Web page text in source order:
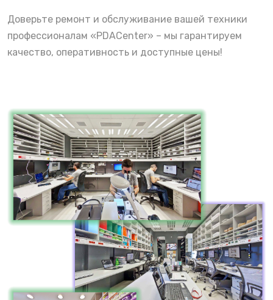
Доверьте ремонт и обслуживание вашей техники
профессионалам «PDACenter» – мы гарантируем
качество, оперативность и доступные цены!